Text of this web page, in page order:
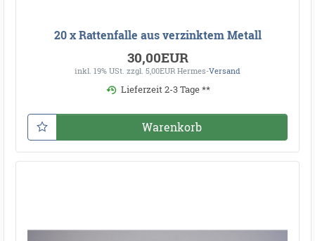
20 x Rattenfalle aus verzinktem Metall
30,00EUR
inkl. 19% USt. zzgl. 5,00EUR Hermes-Versand
Lieferzeit 2-3 Tage **
Warenkorb